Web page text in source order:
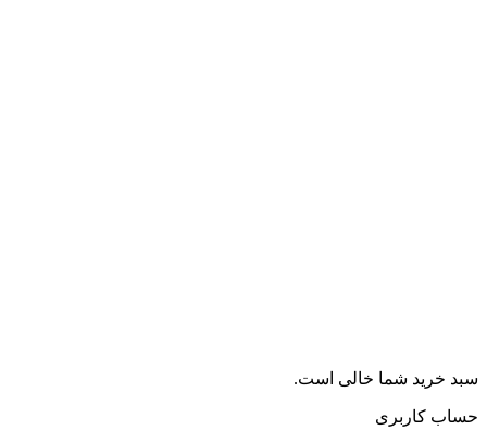
سبد خرید شما خالی است.
حساب کاربری